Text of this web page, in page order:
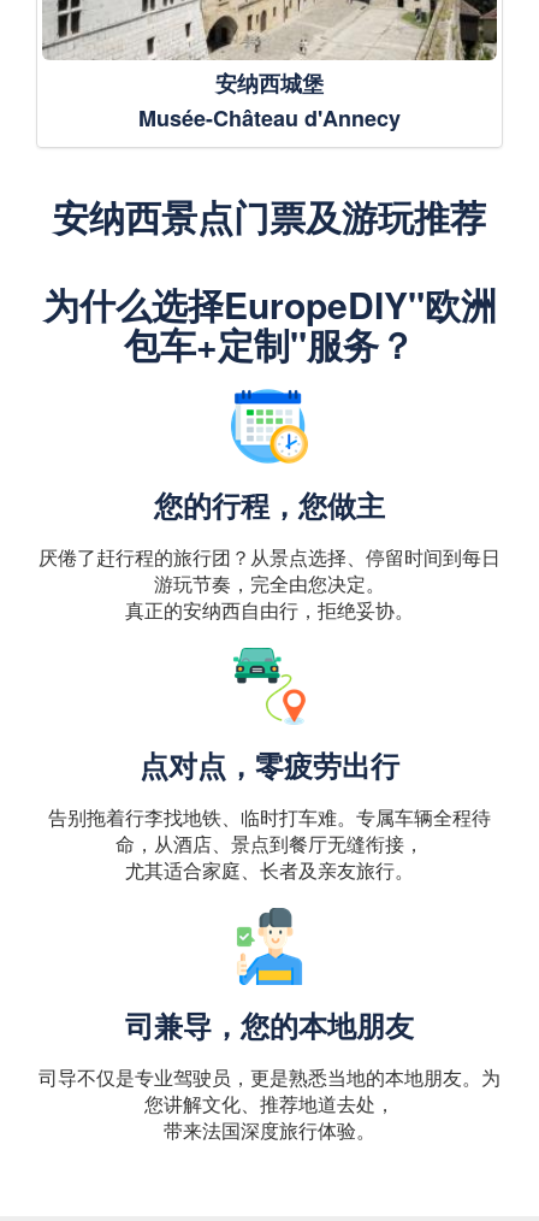
安纳西城堡
Musée-Château d'Annecy
安纳西景点门票及游玩推荐
为什么选择EuropeDIY"欧洲
包车+定制"服务？
您的行程，您做主
厌倦了赶行程的旅行团？从景点选择、停留时间到每日
游玩节奏，完全由您决定。
真正的安纳西自由行，拒绝妥协。
点对点，零疲劳出行
告别拖着行李找地铁、临时打车难。专属车辆全程待
命，从酒店、景点到餐厅无缝衔接，
尤其适合家庭、长者及亲友旅行。
司兼导，您的本地朋友
司导不仅是专业驾驶员，更是熟悉当地的本地朋友。为
您讲解文化、推荐地道去处，
带来法国深度旅行体验。